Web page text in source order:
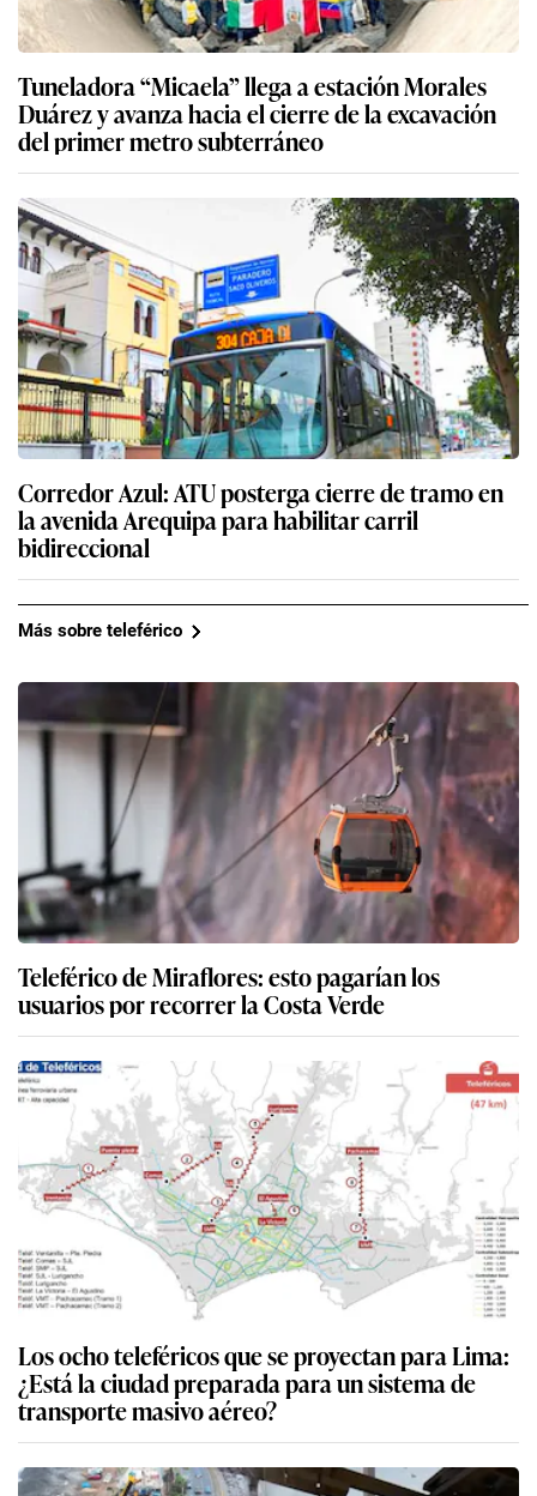
Tuneladora “Micaela” llega a estación Morales
Duárez y avanza hacia el cierre de la excavación
del primer metro subterráneo
Corredor Azul: ATU posterga cierre de tramo en
la avenida Arequipa para habilitar carril
bidireccional
Más sobre teleférico
Teleférico de Miraflores: esto pagarían los
usuarios por recorrer la Costa Verde
Los ocho teleféricos que se proyectan para Lima:
¿Está la ciudad preparada para un sistema de
transporte masivo aéreo?